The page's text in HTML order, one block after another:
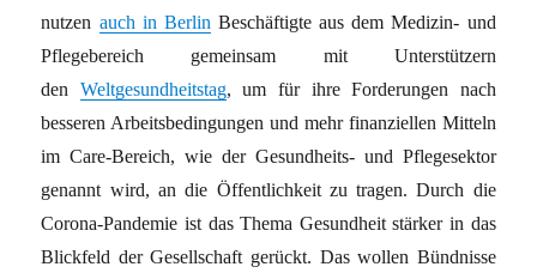
nutzen auch in Berlin Beschäftigte aus dem Medizin- und
Pflegebereich gemeinsam mit Unterstützern
den Weltgesundheitstag, um für ihre Forderungen nach
besseren Arbeitsbedingungen und mehr finanziellen Mitteln
im Care-Bereich, wie der Gesundheits- und Pflegesektor
genannt wird, an die Öffentlichkeit zu tragen. Durch die
Corona-Pandemie ist das Thema Gesundheit stärker in das
Blickfeld der Gesellschaft gerückt. Das wollen Bündnisse